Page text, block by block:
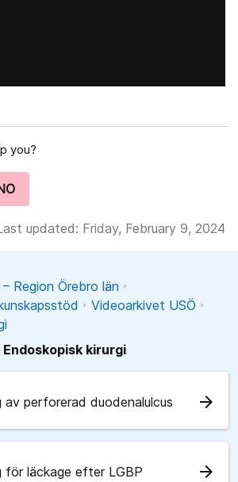
you?
updated: Friday, February 9, 2024
Region Örebro län
Videoarkivet USÖ
kirurgi
perforerad duodenalulcus arrow_forward
för läckage efter LGBP arrow_forward